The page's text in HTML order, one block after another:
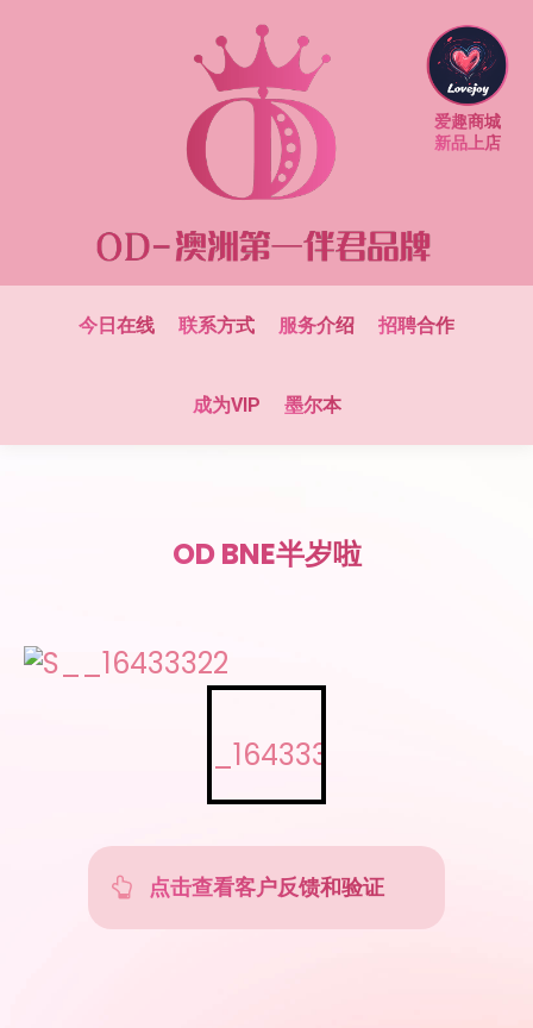
今日在线 联系方式 服务介绍 招聘合作
成为VIP 墨尔本
OD BNE半岁啦
点击查看客户反馈和验证
爱趣商城
新品上店